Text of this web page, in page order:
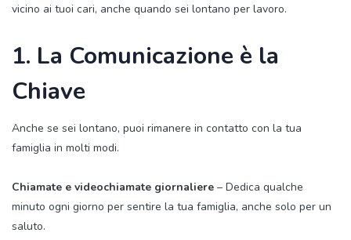
vicino ai tuoi cari, anche quando sei lontano per lavoro.
1. La Comunicazione è la
Chiave
Anche se sei lontano, puoi rimanere in contatto con la tua
famiglia in molti modi.
Chiamate e videochiamate giornaliere – Dedica qualche
minuto ogni giorno per sentire la tua famiglia, anche solo per un
saluto.